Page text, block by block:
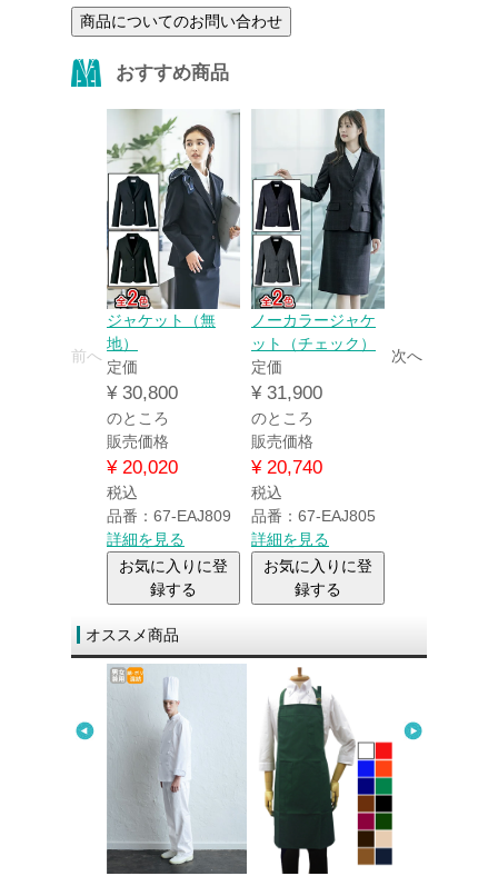
商品についてのお問い合わせ
おすすめ商品
前へ
ジャケット（無
地）
定価
¥ 30,800
のところ
販売価格
¥ 20,020
税込
品番：67-EAJ809
詳細を見る
お気に入りに登
録する
ノーカラージャケ
ット（チェック）
定価
¥ 31,900
のところ
販売価格
¥ 20,740
税込
品番：67-EAJ805
詳細を見る
お気に入りに登
録する
¥
次へ
オススメ商品